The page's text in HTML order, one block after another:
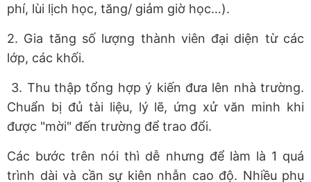
phí, lùi lịch học, tăng/ giảm giờ học…).
2. Gia tăng số lượng thành viên đại diện từ các
lớp, các khối.
3. Thu thập tổng hợp ý kiến đưa lên nhà trường.
Chuẩn bị đủ tài liệu, lý lẽ, ứng xử văn minh khi
được "mời" đến trường để trao đổi.
Các bước trên nói thì dễ nhưng để làm là 1 quá
trình dài và cần sự kiên nhẫn cao độ. Nhiều phụ